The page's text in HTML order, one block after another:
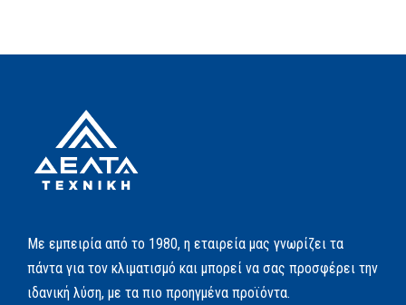
Με εμπειρία από το 1980, η εταιρεία μας γνωρίζει τα
πάντα για τον κλιματισμό και μπορεί να σας προσφέρει την
ιδανική λύση, με τα πιο προηγμένα προϊόντα.